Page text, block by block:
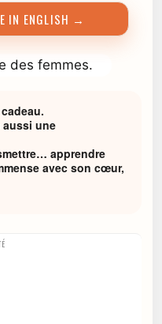
IN ENGLISH →
aussi une
apprendre
avec son cœur,